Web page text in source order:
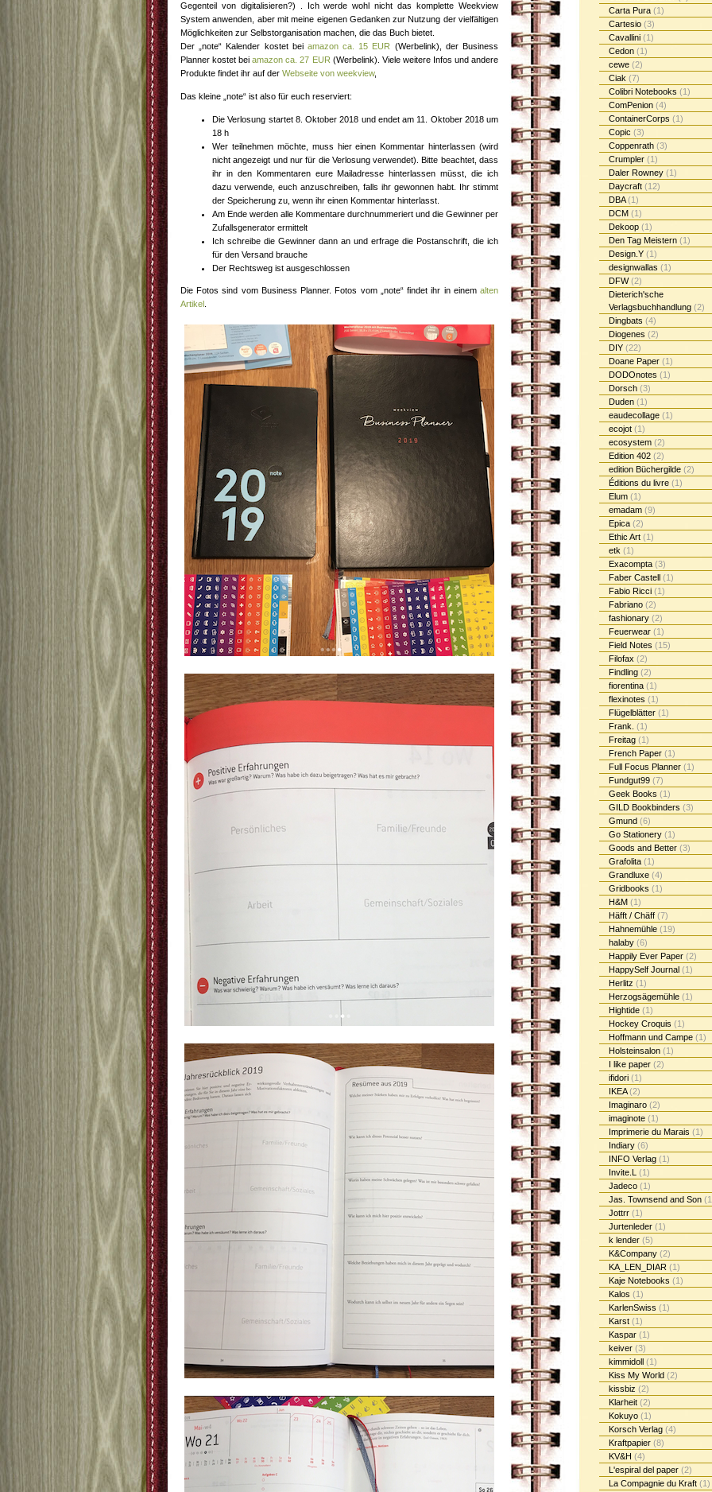
Gegenteil von digitalisieren?) . Ich werde wohl nicht das komplette Weekview
System anwenden, aber mit meine eigenen Gedanken zur Nutzung der vielfältigen
Möglichkeiten zur Selbstorganisation machen, die das Buch bietet.
Der „note“ Kalender kostet bei amazon ca. 15 EUR (Werbelink), der Business
Planner kostet beiamazon ca. 27 EUR (Werbelink). Viele weitere Infos und andere
Produkte findet ihr auf der Webseite von weekview,
Das kleine „note“ ist also für euch reserviert:
Die Verlosung startet 8. Oktober 2018 und endet am 11. Oktober 2018 um
18 h
Wer teilnehmen möchte, muss hier einen Kommentar hinterlassen (wird
nicht angezeigt und nur für die Verlosung verwendet). Bitte beachtet, dass
ihr in den Kommentaren eure Mailadresse hinterlassen müsst, die ich
dazu verwende, euch anzuschreiben, falls ihr gewonnen habt. Ihr stimmt
der Speicherung zu, wenn ihr einen Kommentar hinterlasst.
Am Ende werden alle Kommentare durchnummeriert und die Gewinner per
Zufallsgenerator ermittelt
Ich schreibe die Gewinner dann an und erfrage die Postanschrift, die ich
für den Versand brauche
Der Rechtsweg ist ausgeschlossen
Die Fotos sind vom Business Planner. Fotos vom „note“ findet ihr in einem alten
Artikel
Carta Pura (1)
Cartesio (3)
Cavallini (1)
Cedon (1)
cewe (2)
Ciak (7)
Colibri Notebooks (1)
ComPenion (4)
ContainerCorps (1)
Copic (3)
Coppenrath (3)
Crumpler (1)
Daler Rowney (1)
Daycraft (12)
DBA(1)
DCM (1)
Dekoop (1)
Den Tag Meistern (1)
Design.Y (1)
designwallas (1)
DFW(2)
Dieterich'sche
Verlagsbuchhandlung (2)
Dingbats (4)
Diogenes (2)
DIY (22)
Doane Paper (1)
DODOnotes (1)
Dorsch (3)
Duden (1)
eaudecollage (1)
ecojot (1)
ecosystem (2)
Edition 402 (2)
edition Büchergilde (2)
Éditions du livre (1)
Elum (1)
emadam (9)
Epica (2)
Ethic Art (1)
etk (1)
Exacompta (3)
Faber Castell (1)
Fabio Ricci (1)
Fabriano (2)
fashionary (2)
Feuerwear (1)
Field Notes (15)
Filofax (2)
Findling (2)
fiorentina (1)
flexinotes (1)
Flügelblätter (1)
Frank. (1)
Freitag (1)
French Paper (1)
Full Focus Planner (1)
Fundgut99 (7)
Geek Books (1)
GILD Bookbinders (3)
Gmund (6)
Go Stationery (1)
Goods and Better (3)
Grafolita (1)
Grandluxe (4)
Gridbooks (1)
H&M (1)
Häfft / Chäff (7)
Hahnemühle (19)
halaby (6)
Happily Ever Paper (2)
HappySelf Journal (1)
Herlitz (1)
Herzogsägemühle (1)
Hightide (1)
Hockey Croquis (1)
Hoffmann und Campe (1)
Holsteinsalon (1)
I like paper (2)
ifidori (1)
IKEA(2)
Imaginaro (2)
imaginote (1)
Imprimerie du Marais (1)
Indiary (6)
INFO Verlag (1)
Invite.L (1)
Jadeco (1)
Jas. Townsend and Son
Jottrr (1)
Jurtenleder (1)
k lender (5)
K&Company (2)
KA_LEN_DIAR (1)
Kaje Notebooks (1)
Kalos (1)
KarlenSwiss (1)
Karst (1)
Kaspar (1)
keiver (3)
kimmidoll (1)
Kiss My World (2)
kissbiz (2)
Klarheit (2)
Kokuyo (1)
Korsch Verlag (4)
Kraftpapier (8)
KV&H (4)
L'espiral del paper (2)
La Compagnie du Kraft (1)